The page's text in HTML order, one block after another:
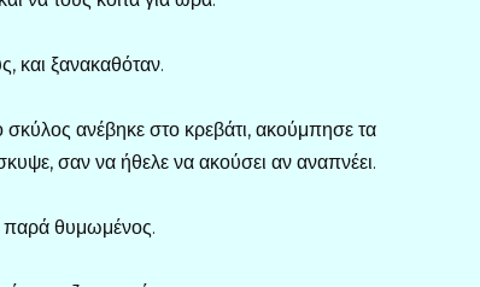
και ξανακαθόταν.
ανέβηκε στο κρεβάτι, ακούμπησε τα
σαν να ήθελε να ακούσει αν αναπνέει.
παρά θυμωμένος.